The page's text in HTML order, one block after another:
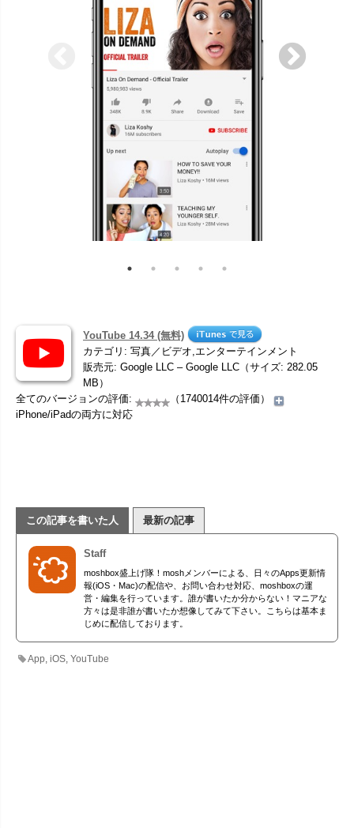
YouTube 14.34 (無料)
カテゴリ: 写真／ビデオ,エンターテインメント
販売元: Google LLC – Google LLC（サイズ: 282.05
MB）
全てのバージョンの評価:
（1740014件の評価）
iPhone/iPadの両方に対応
この記事を書いた人 最新の記事
Staff
moshbox盛上げ隊！moshメンバーによる、日々のApps更新情
報(iOS・Mac)の配信や、お問い合わせ対応、moshboxの運
営・編集を行っています。誰が書いたか分からない！マニアな
方々は是非誰が書いたか想像してみて下さい。こちらは基本ま
じめに配信しております。
App ,iOS ,YouTube